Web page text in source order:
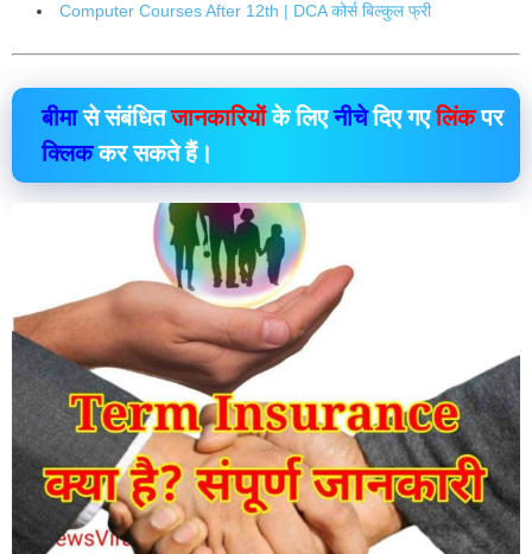
Computer Courses After 12th | DCA कोर्स बिल्कुल फ्री
बीमासे संबंधितजानकारियोंके लिएनीचेदिए गएलिंकपर
क्लिककर सकते हैं।